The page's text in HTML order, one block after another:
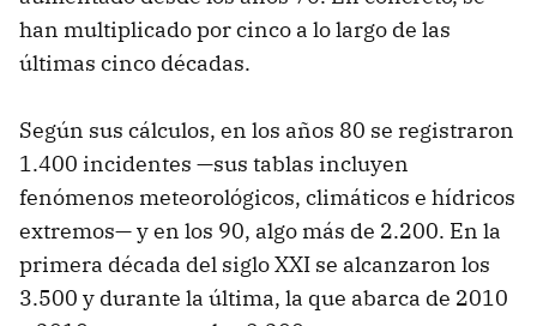
han multiplicado por cinco a lo largo de las
últimas cinco décadas.
Según sus cálculos, en los años 80 se registraron
1.400 incidentes —sus tablas incluyen
fenómenos meteorológicos, climáticos e hídricos
extremos— y en los 90, algo más de 2.200. En la
primera década del siglo XXI se alcanzaron los
3.500 y durante la última, la que abarca de 2010